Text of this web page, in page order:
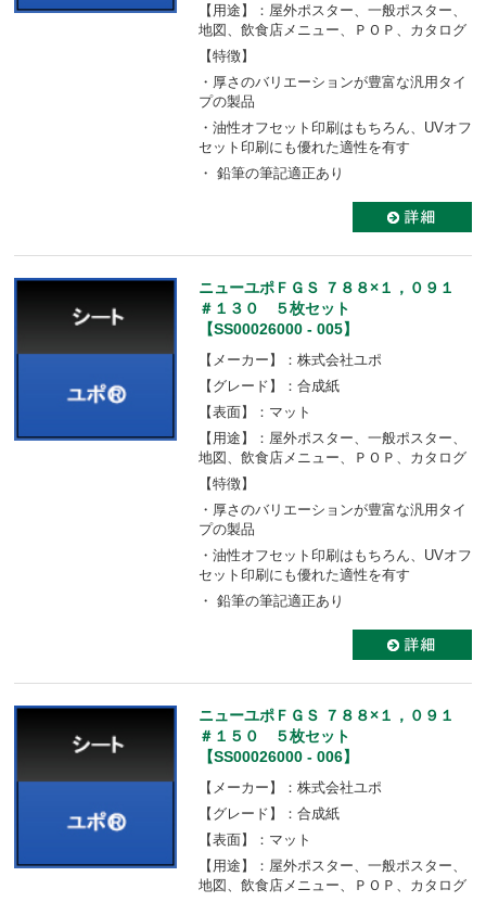
【用途】：屋外ポスター、一般ポスター、
地図、飲食店メニュー、ＰＯＰ、カタログ
【特徴】
・厚さのバリエーションが豊富な汎用タイ
プの製品
・油性オフセット印刷はもちろん、UVオフ
セット印刷にも優れた適性を有す
・ 鉛筆の筆記適正あり
ニューユポＦＧＳ ７８８×１，０９１
＃１３０ ５枚セット
【SS00026000 - 005】
【メーカー】：株式会社ユポ
【グレード】：合成紙
【表面】：マット
【用途】：屋外ポスター、一般ポスター、
地図、飲食店メニュー、ＰＯＰ、カタログ
【特徴】
・厚さのバリエーションが豊富な汎用タイ
プの製品
・油性オフセット印刷はもちろん、UVオフ
セット印刷にも優れた適性を有す
・ 鉛筆の筆記適正あり
ニューユポＦＧＳ ７８８×１，０９１
＃１５０ ５枚セット
【SS00026000 - 006】
【メーカー】：株式会社ユポ
【グレード】：合成紙
【表面】：マット
【用途】：屋外ポスター、一般ポスター、
地図、飲食店メニュー、ＰＯＰ、カタログ